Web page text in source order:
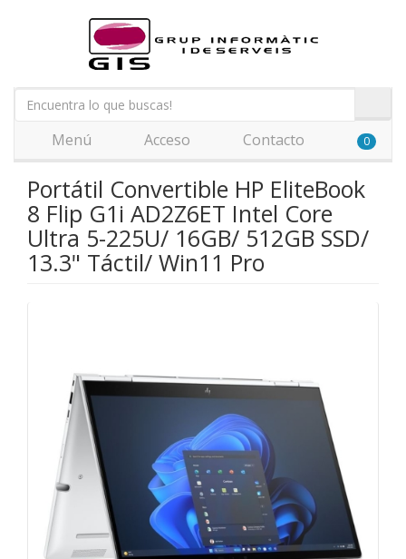
Menú Acceso Contacto 0
Portátil Convertible HP EliteBook
8 Flip G1i AD2Z6ET Intel Core
Ultra 5-225U/ 16GB/ 512GB SSD/
13.3" Táctil/ Win11 Pro